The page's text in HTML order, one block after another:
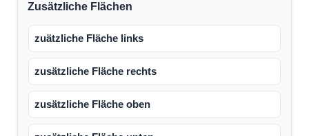
Zusätzliche Flächen
zuätzliche Fläche links
zusätzliche Fläche rechts
zusätzliche Fläche oben